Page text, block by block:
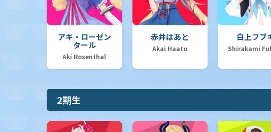
アキ・ローゼン
タール
Aki Rosenthal
赤井はあと
Akai Haato
白上フブ
Shirakami
2期生